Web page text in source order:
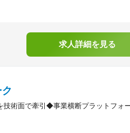
求人詳細を見る
技術面で牽引◆事業横断プラットフォ